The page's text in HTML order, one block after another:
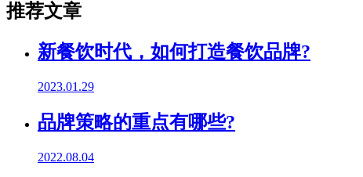
推荐文章
新餐饮时代，如何打造餐饮品牌?
2023.01.29
品牌策略的重点有哪些?
2022.08.04